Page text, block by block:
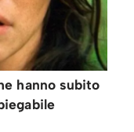
hanno subito